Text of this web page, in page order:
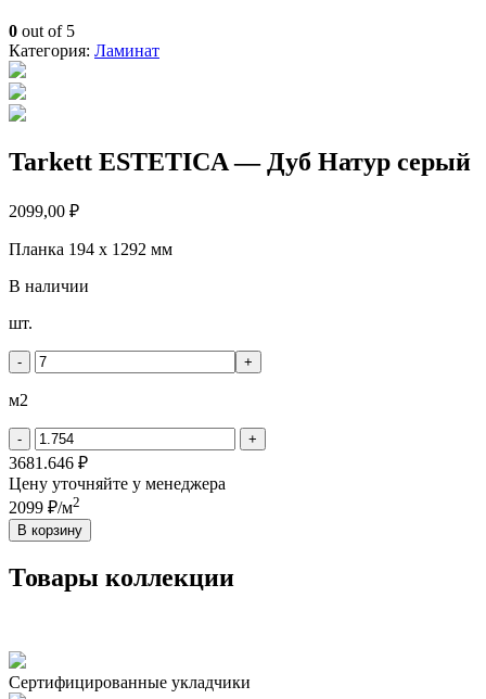
0 out of 5
Категория: Ламинат
Tarkett ESTETICA — Дуб Натур серый
2099,00 ₽
Планка 194 x 1292 мм
В наличии
Количество
Tarkett
-
Натур
серый
шт.
- +
м2
- +
3681.646 ₽
Цену уточняйте у менеджера
2099 ₽/м2
В корзину
Товары коллекции
Сертифицированные укладчики